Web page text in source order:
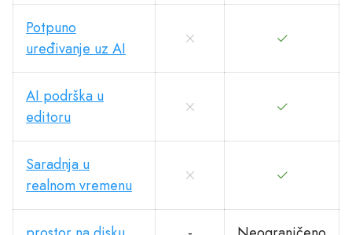
Potpuno
uređivanje uz AI
AI podrška u
editoru
Saradnja u
realnom vremenu